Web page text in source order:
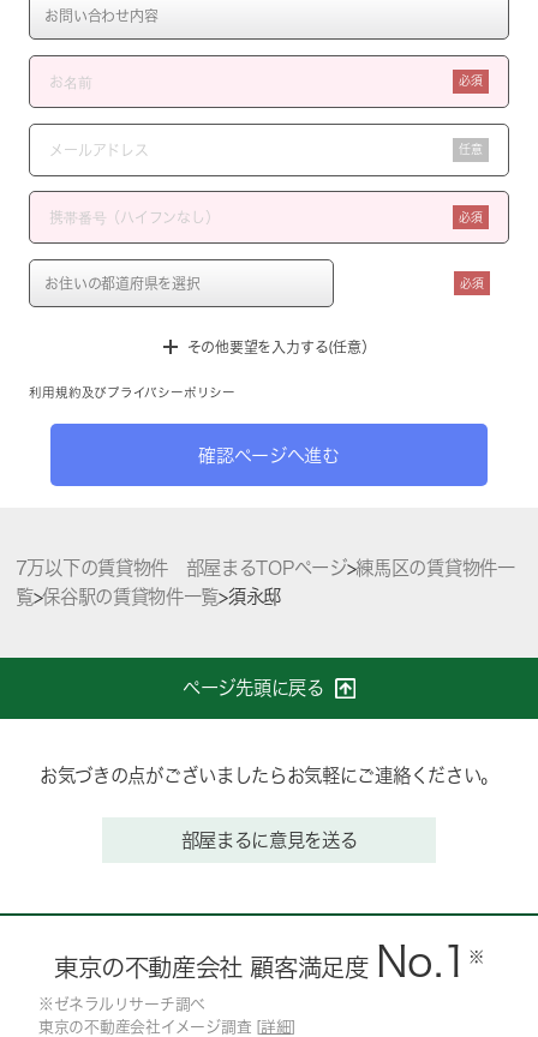
必須
任意
必須
必須
その他要望を入力する(任意）
利用規約 及び プライバシーポリシー
確認ページへ進む
7万以下の賃貸物件 部屋まるTOPページ>練馬区の賃貸物件一
覧>保谷駅の賃貸物件一覧>須永邸
ページ先頭に戻る
お気づきの点がございましたらお気軽にご連絡ください。
部屋まるに意見を送る
東京の不動産会社 顧客満足度 No.1 ※
※ゼネラルリサーチ調べ
東京の不動産会社イメージ調査 [ 詳細